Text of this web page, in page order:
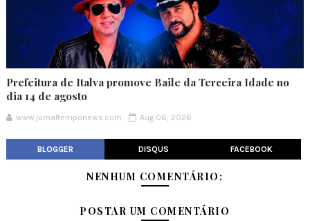
Prefeitura de Italva promove Baile da Terceira Idade no
dia 14 de agosto
www.jornaltemponews.com Aug 06, 2026
BLOGGER DISQUS FACEBOOK
NENHUM COMENTÁRIO:
POSTAR UM COMENTÁRIO